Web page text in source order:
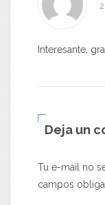
Interesante,
Deja un
Tu e-mail no
campos